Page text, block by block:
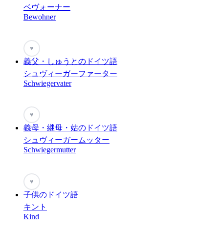
ベヴォーナー
Bewohner
♥
義父・しゅうとのドイツ語
シュヴィーガーファーター
Schwiegervater
♥
義母・継母・姑のドイツ語
シュヴィーガームッター
Schwiegermutter
♥
子供のドイツ語
キント
Kind